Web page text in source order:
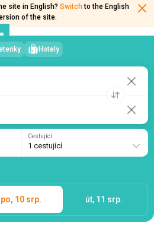
site in English? Switch to the English
of the site.
Hotely
Cestující
1 cestující
po, 10 srp. út, 11 srp.